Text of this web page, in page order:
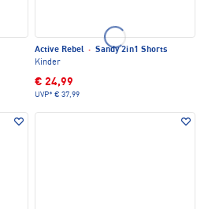
Active Rebel · Sandy 2in1 Shorts
Kinder
€ 24,99
UVP* € 37,99